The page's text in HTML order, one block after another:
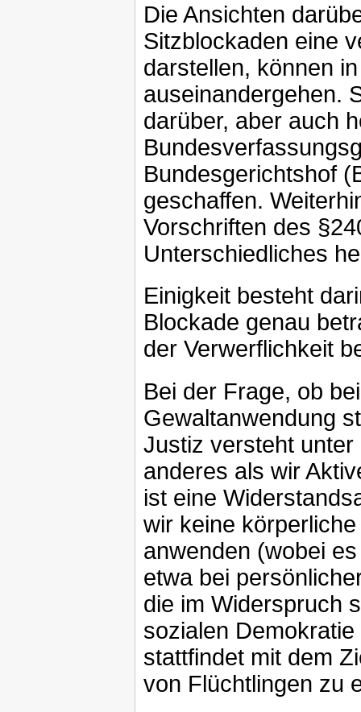
Die Ansichten
Sitzblockaden eine
darstellen, können
auseinandergehen.
darüber, aber auch
Bundesgerichtshof
geschaffen.
Vorschriften des
Unterschiedliches
Einigkeit besteht
Blockade genau
der Verwerflichkeit
Bei der Frage, ob
Gewaltanwendung
Justiz versteht
anderes als wir
ist eine
wir keine
anwenden (wobei
etwa bei
die im Widerspruch
sozialen
stattfindet mit dem
von Flüchtlingen zu